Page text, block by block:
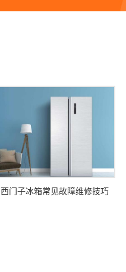
西门子冰箱常见故障维修技巧